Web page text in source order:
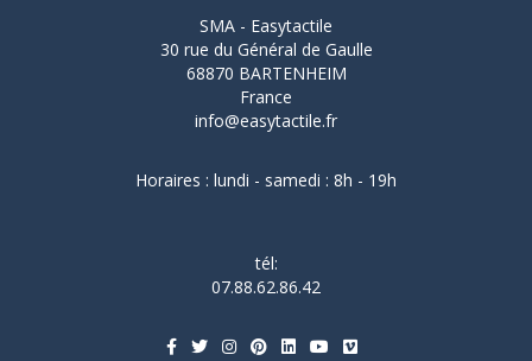
SMA - Easytactile
30 rue du Général de Gaulle
68870 BARTENHEIM
France
info@easytactile.fr
Horaires : lundi - samedi : 8h - 19h
tél:
07.88.62.86.42